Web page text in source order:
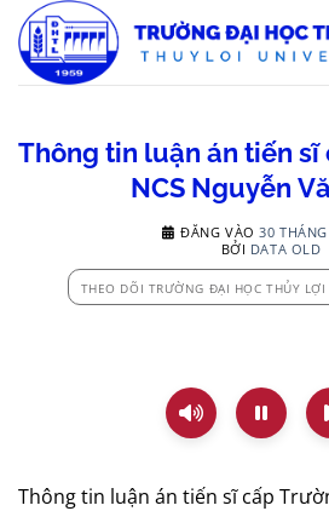
qua
nội
Thông tin luận án tiến sĩ
NCS Nguyễn
ĐĂNG VÀO30
BỞI DATA OLD
THEO DÕI TRƯỜNG ĐẠI HỌC THỦY LỢI
Thông tin luận án tiến sĩ cấp